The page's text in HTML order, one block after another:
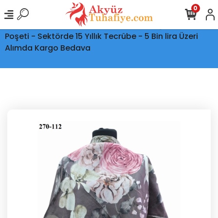
Ptt Kargo İle Tüm Türkiye'ye Teslimat - Şeffaf Kargo
Poşeti - Sektörde 15 Yıllık Tecrübe - 5 Bin lira Üzeri
Alımda Kargo Bedava
0